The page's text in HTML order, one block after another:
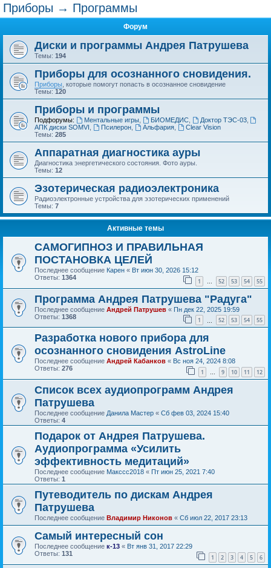
Приборы → Программы
Форум
Диски и программы Андрея Патрушева
Темы: 194
Приборы для осознанного сновидения.
Приборы , которые помогут попасть в осознанное сновидение
Темы: 120
Приборы и программы
Подфорумы: Ментальные игры, БИОМЕДИС, Доктор ТЭС-03,
АПК диски SOMVI
Псилерон, Альфария,
Clear Vision
Темы: 285
Аппаратная диагностика ауры
Диагностика энергетического состояния. Фото ауры.
Темы: 12
Эзотерическая радиоэлектроника
Радиоэлектронные устройства для эзотерических применений
Темы: 7
Активные темы
САМОГИПНОЗ И ПРАВИЛЬНАЯ
ПОСТАНОВКА ЦЕЛЕЙ
Последнее сообщение Карен « Вт июн 30, 2026 15:12
Ответы: 1364 1 … 52 53 54 55
Программа Андрея Патрушева "Радуга"
Последнее сообщение Андрей Патрушев « Пн дек 22, 2025 19:59
Ответы: 1368 1 52 53 54 55
Разработка нового прибора для
осознанного сновидения AstroLine
Последнее сообщение Андрей Кабанков « Вс ноя 24, 2024 8:08
Ответы: 276 1 … 9 10 11 12
Список всех аудиопрограмм Андрея
Патрушева
Последнее сообщение Данила Мастер « Сб фев 03, 2024 15:40
Ответы: 4
Подарок от Андрея Патрушева.
Аудиопрограмма «Усилить
эффективность медитаций»
Последнее сообщение Макссс2018 « Пт июн 25, 2021 7:40
Ответы: 1
Путеводитель по дискам Андрея
Патрушева
Последнее сообщение Владимир Никонов « Сб июл 22, 2017 23:13
Самый интересный сон
Последнее сообщение к-13 « Вт янв 31, 2017 22:29
Ответы: 131 1 2 3 4 5 6